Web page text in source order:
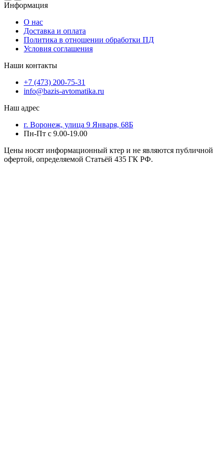
Информация
О нас
Доставка и оплата
Политика в отношении обработки ПД
Условия соглашения
Наши контакты
+7 (473) 200-75-31
info@bazis-avtomatika.ru
Наш адрес
г. Воронеж, улица 9 Января, 68Б
Пн-Пт с 9.00-19.00
Цены носят информационный ктер и не являются публичной
офертой, определяемой Статьёй 435 ГК РФ.